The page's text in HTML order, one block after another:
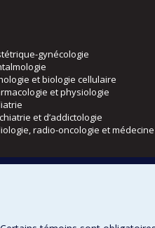
gynécologie
et biologie cellulaire
et physiologie
et d’addictologie
radio-oncologie et